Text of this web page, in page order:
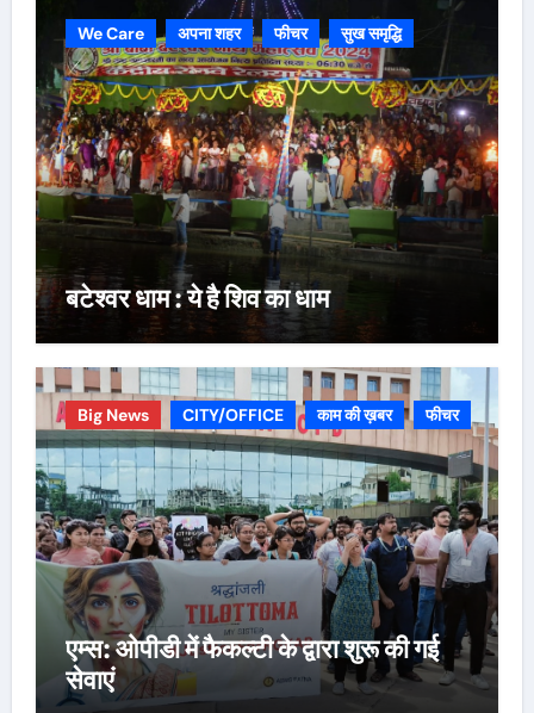
We Care अपना शहर फीचर सुख समृद्धि
बटेश्वर धाम : ये है शिव का धाम
Big News CITY/OFFICE काम की ख़बर फीचर
एम्स: ओपीडी में फैकल्टी के द्वारा शुरू की गई
सेवाएं